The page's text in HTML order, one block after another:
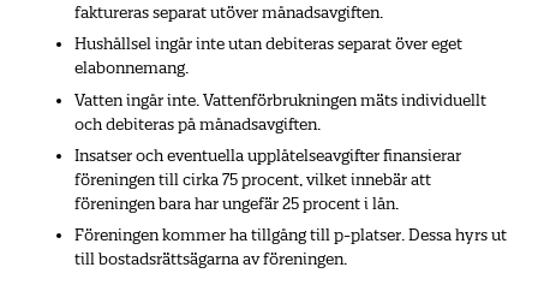
faktureras separat utöver månadsavgiften.
Hushållsel ingår inte utan debiteras separat över eget
elabonnemang.
Vatten ingår inte. Vattenförbrukningen mäts individuellt
och debiteras på månadsavgiften.
Insatser och eventuella upplåtelseavgifter finansierar
föreningen till cirka 75 procent, vilket innebär att
föreningen bara har ungefär 25 procent i lån.
Föreningen kommer ha tillgång till p-platser. Dessa hyrs ut
till bostadsrättsägarna av föreningen.